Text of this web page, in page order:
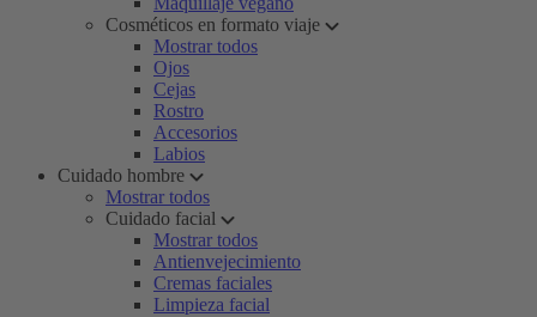
Cosméticos en formato viaje
Mostrar todos
Ojos
Cejas
Rostro
Accesorios
Labios
Cuidado hombre
Mostrar todos
Cuidado facial
Mostrar todos
Antienvejecimiento
Cremas faciales
Limpieza facial